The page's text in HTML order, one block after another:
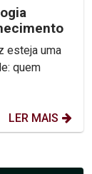
esteja uma
quem
LER MAIS